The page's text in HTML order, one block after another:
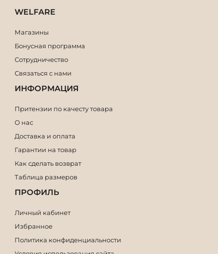
WELFARE
Магазины
Бонусная программа
Сотрудничество
Связаться с нами
ИНФОРМАЦИЯ
Притензии по качесту товара
О нас
Доставка и оплата
Гарантии на товар
Как сделать возврат
Таблица размеров
ПРОФИЛЬ
Личный кабинет
Избранное
Политика конфиденциальности